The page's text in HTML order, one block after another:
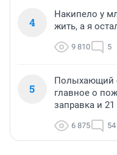
4
Накипело у
жить, а я
9 810 5
5
Полыхающий
главное о
заправка и
6 875 54